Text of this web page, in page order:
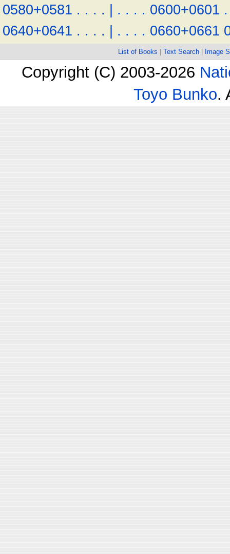
0580+0581 . . . . | . . . . 0600+0601 .
0640+0641 . . . . | . . . . 0660+0661
List of Books Text Search Image
Copyright (C) 2003-2026
Toyo Bunko.